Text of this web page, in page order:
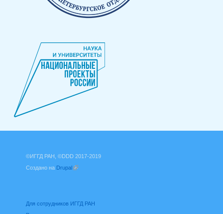
©ИГГД РАН, ©DDD 2017-2019
Создано на Drupal
Для сотрудников ИГГД РАН